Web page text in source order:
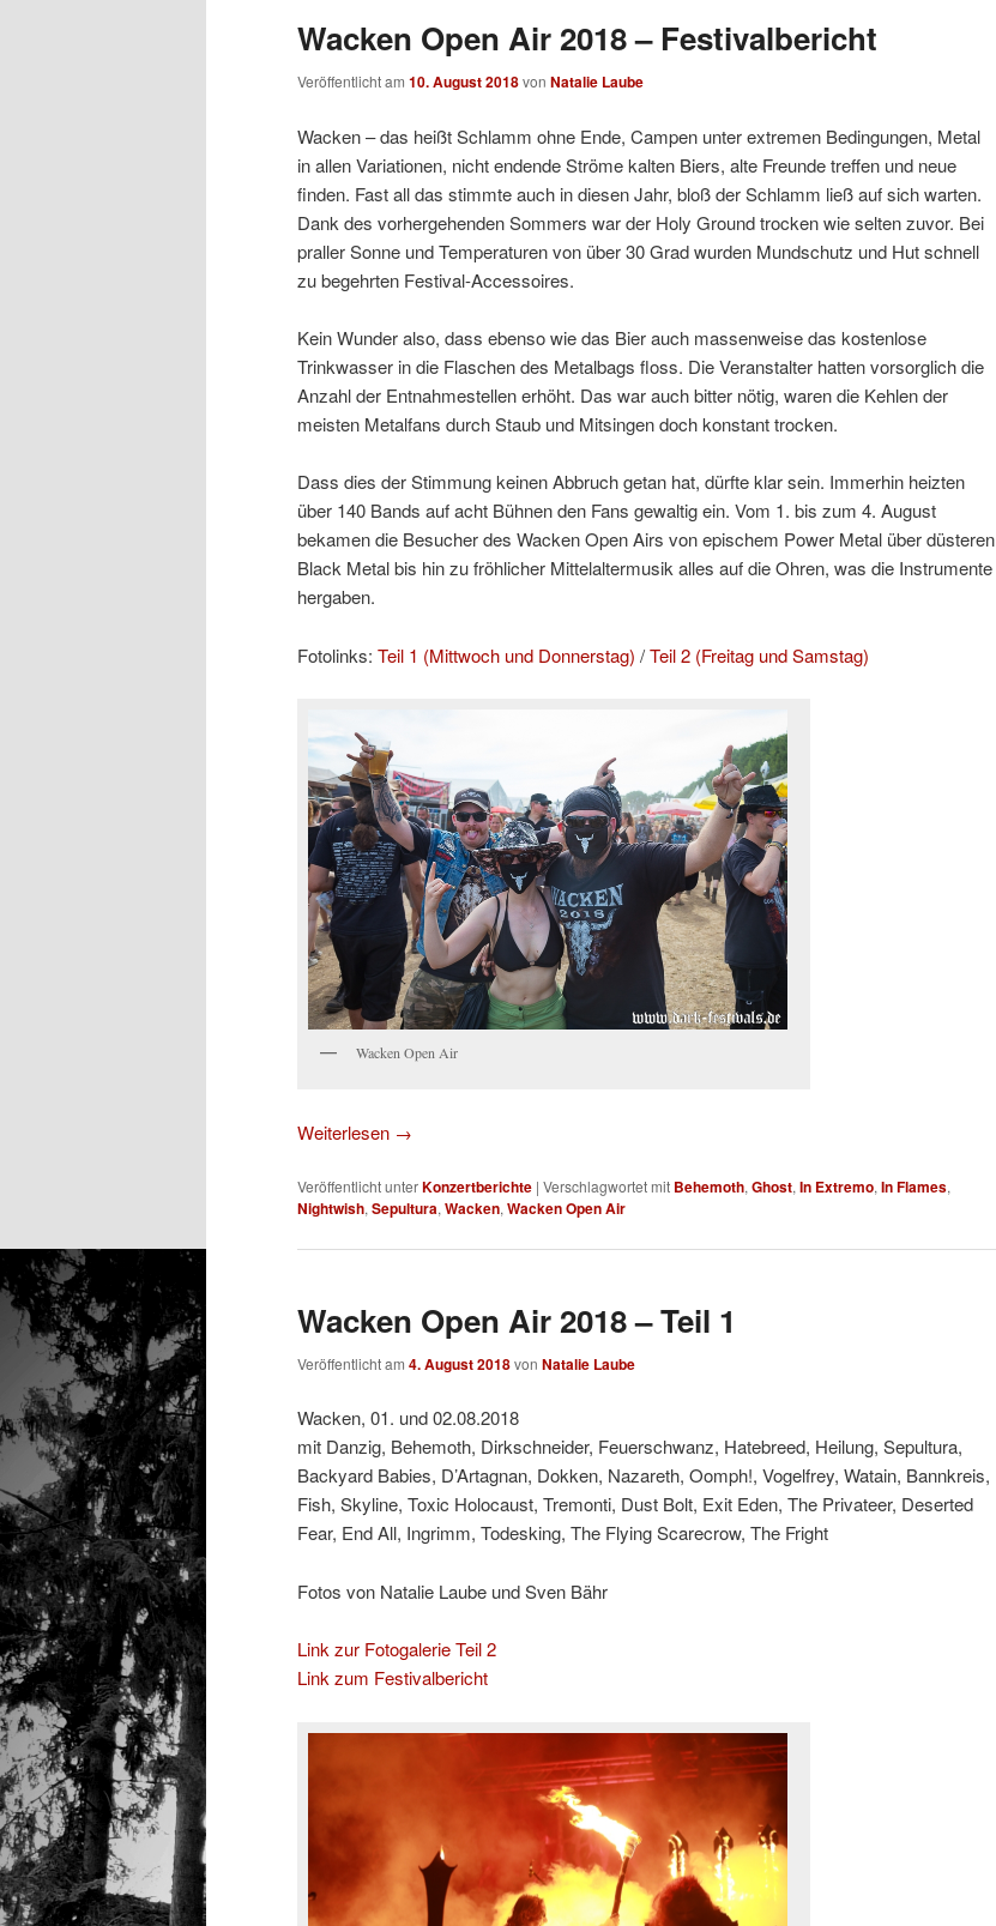
Wacken Open Air 2018 – Festivalbericht
Veröffentlicht am 10. August 2018von Natalie Laube
Wacken – das heißt Schlamm ohne Ende, Campen unter extremen Bedingungen, Metal
in allen Variationen, nicht endende Ströme kalten Biers, alte Freunde treffen und neue
finden. Fast all das stimmte auch in diesen Jahr, bloß der Schlamm ließ auf sich warten.
Dank des vorhergehenden Sommers war der Holy Ground trocken wie selten zuvor. Bei
praller Sonne und Temperaturen von über 30 Grad wurden Mundschutz und Hut schnell
zu begehrten Festival-Accessoires.
Kein Wunder also, dass ebenso wie das Bier auch massenweise das kostenlose
Trinkwasser in die Flaschen des Metalbags floss. Die Veranstalter hatten vorsorglich die
Anzahl der Entnahmestellen erhöht. Das war auch bitter nötig, waren die Kehlen der
meisten Metalfans durch Staub und Mitsingen doch konstant trocken.
Dass dies der Stimmung keinen Abbruch getan hat, dürfte klar sein. Immerhin heizten
über 140 Bands auf acht Bühnen den Fans gewaltig ein. Vom 1. bis zum 4. August
bekamen die Besucher des Wacken Open Airs von epischem Power Metal über düsteren
Black Metal bis hin zu fröhlicher Mittelaltermusik alles auf die Ohren, was die Instrumente
hergaben.
Fotolinks: Teil 1 (Mittwoch und Donnerstag) /Teil 2 (Freitag und Samstag)
Wacken Open Air
Weiterlesen →
Veröffentlicht unterKonzertberichte | Verschlagwortet mit Behemoth,Ghost,In Extremo,In Flames,
Nightwish,Sepultura,Wacken,Wacken Open Air
Wacken Open Air 2018 – Teil 1
Veröffentlicht am 4. August 2018von Natalie Laube
Wacken, 01. und 02.08.2018
mit Danzig, Behemoth, Dirkschneider, Feuerschwanz, Hatebreed, Heilung, Sepultura,
Backyard Babies, D’Artagnan, Dokken, Nazareth, Oomph!, Vogelfrey, Watain, Bannkreis,
Fish, Skyline, Toxic Holocaust, Tremonti, Dust Bolt, Exit Eden, The Privateer, Deserted
Fear, End All, Ingrimm, Todesking, The Flying Scarecrow, The Fright
Fotos von Natalie Laube und Sven Bähr
Link zur Fotogalerie Teil 2
Link zum Festivalbericht